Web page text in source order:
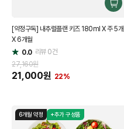
구
하
[약정구독] 내추럴플랜 키즈 180ml X 주 5개
X 6개월
별
점
0.0 리뷰0건
27,160원
21,000원 22%
6개월 약정 +추가 구성품